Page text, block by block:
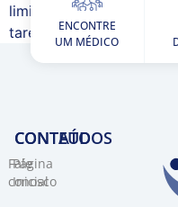
limitados em suas
tarefas do dia a dia.
ENCONTRE
UM MÉDICO
CONTEÚDOS
Página
Inicial
CONTATO​
Fale
conosco